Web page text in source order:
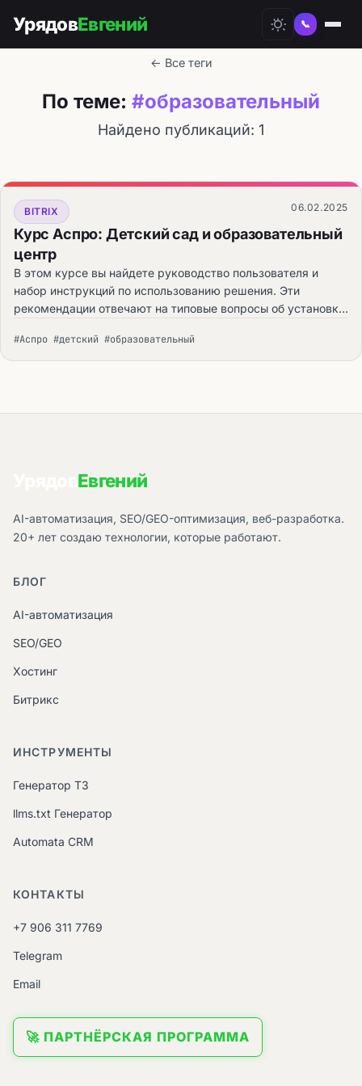
УрядовЕвгений 📞
← Все теги
По теме: #образовательный
Найдено публикаций: 1
BITRIX 06.02.2025
Курс Аспро: Детский сад и образовательный
центр
В этом курсе вы найдете руководство пользователя и
набор инструкций по использованию решения. Эти
рекомендации отвечают на типовые вопросы об установке,
контентом и запуске интернет-магазина.
#Аспро #детский #образовательный
Евгений
AI-автоматизация, SEO/GEO-оптимизация, веб-разработка.
20+ лет создаю технологии, которые работают.
БЛОГ
AI-автоматизация
SEO/GEO
Хостинг
Битрикс
ИНСТРУМЕНТЫ
Генератор ТЗ
llms.txt Генератор
Automata CRM
КОНТАКТЫ
+7 906 311 7769
Telegram
Email
🚀 ПАРТНЁРСКАЯ ПРОГРАММА